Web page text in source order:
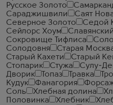
Русское Золото
Сараджишвили
Саят
Северное Золото
Седой
Сейлорс Хоум
Сокровище Тифлиса
Солодовня
Старая
Старый Кахети
Старый
Стопарик
Стужа Сулу-
Дворик
Топаз Травка
Кудук
Фанагория
Соль
Хлебная долина
Половинка
Хлебник